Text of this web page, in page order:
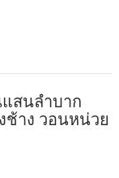
สนลำบาก
ช้าง วอนหน่วย